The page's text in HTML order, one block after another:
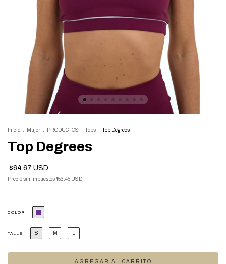
Inicio Mujer PRODUCTOS Tops Top Degrees
Top Degrees
$64.67 USD
Precio sin impuestos$53.45 USD
COLOR
TALLE S M